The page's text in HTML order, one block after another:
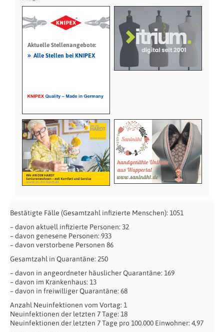
Aktuelle Stellenangebote:
» Alle Stellen bei KNIPEX
Bestätigte Fälle (Gesamtzahl infizierte Menschen): 1051
– davon aktuell infizierte Personen: 32
– davon genesene Personen: 933
– davon verstorbene Personen 86
Gesamtzahl in Quarantäne: 250
– davon in angeordneter häuslicher Quarantäne: 169
– davon im Krankenhaus: 13
– davon in freiwilliger Quarantäne: 68
Anzahl Neuinfektionen vom Vortag: 1
Neuinfektionen der letzten 7 Tage: 18
Neuinfektionen der letzten 7 Tage pro 100.000 Einwohner: 4,97